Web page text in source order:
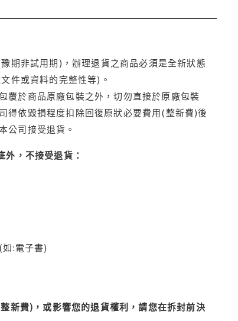
期非試用期)，辦理退貨之商品必須是全新狀態
件或資料的完整性等)。
覆於商品原廠包裝之外，切勿直接於原廠包裝
得依毀損程度扣除回復原狀必要費用(整新費)後
公司接受退貨。
，不接受退貨：
:電子書)
新費)，或影響您的退貨權利，請您在拆封前決